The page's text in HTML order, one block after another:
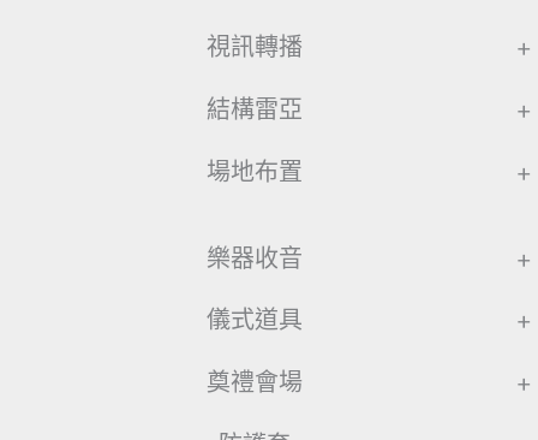
視訊轉播 +
結構雷亞 +
場地布置 +
樂器收音 +
儀式道具 +
奠禮會場 +